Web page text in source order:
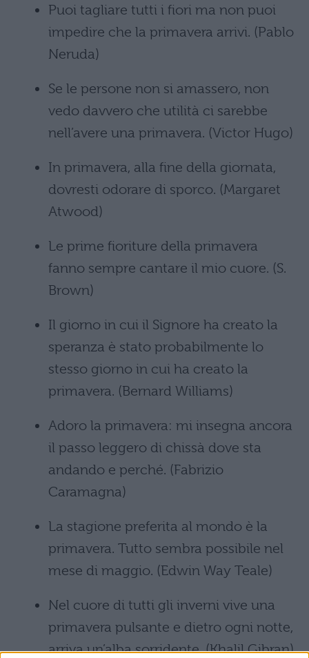
Puoi tagliare tutti i fiori ma non puoi
impedire che la primavera arrivi. (Pablo
Neruda)
Se le persone non si amassero, non
vedo davvero che utilità ci sarebbe
nell’avere una primavera. (Victor Hugo)
In primavera, alla fine della giornata,
dovresti odorare di sporco. (Margaret
Atwood)
Le prime fioriture della primavera
fanno sempre cantare il mio cuore. (S.
Brown)
Il giorno in cui il Signore ha creato la
speranza è stato probabilmente lo
stesso giorno in cui ha creato la
primavera. (Bernard Williams)
Adoro la primavera: mi insegna ancora
il passo leggero di chissà dove sta
andando e perché. (Fabrizio
Caramagna)
La stagione preferita al mondo è la
primavera. Tutto sembra possibile nel
mese di maggio. (Edwin Way Teale)
Nel cuore di tutti gli inverni vive una
primavera pulsante e dietro ogni notte,
arriva un’alba sorridente. (Khalil Gibran)